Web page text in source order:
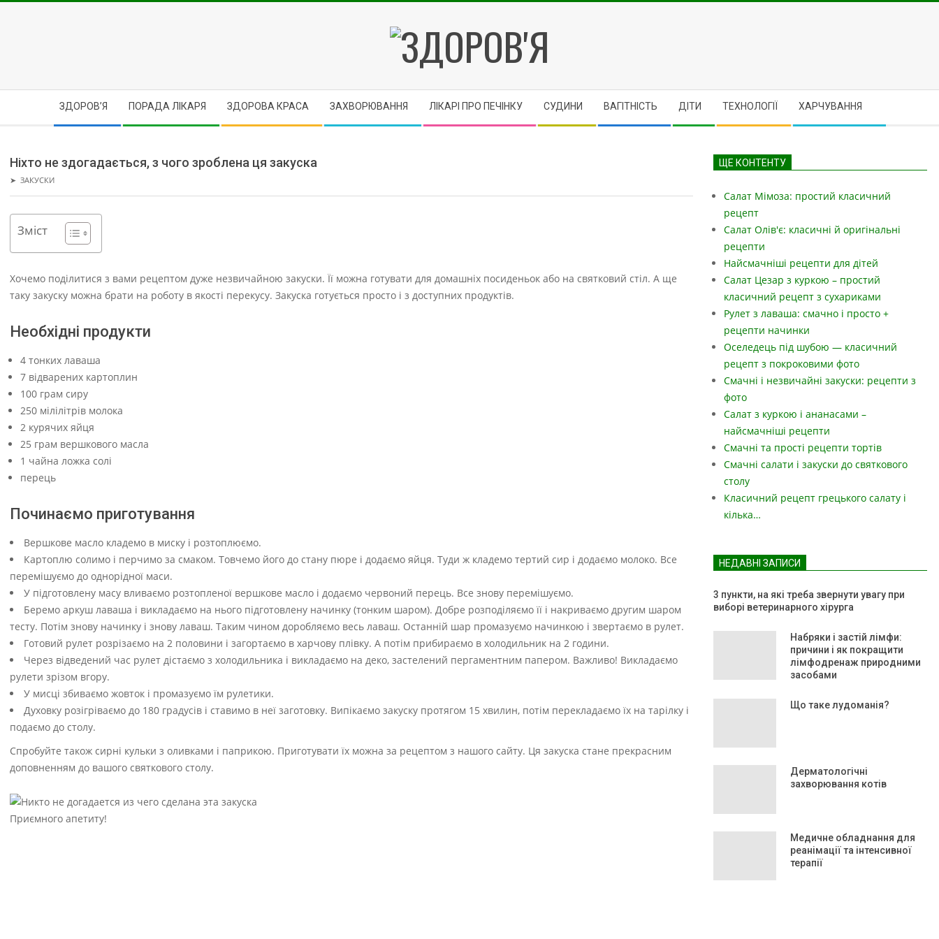
ЗДОРОВ'Я
ЗДОРОВ’Я ПОРАДА ЛІКАРЯ ЗДОРОВА КРАСА ЗАХВОРЮВАННЯ ЛІКАРІ ПРО ПЕЧІНКУ CУДИНИ ВАГІТНІСТЬ ДІТИ ТЕХНОЛОГІЇ ХАРЧУВАННЯ
Ніхто не здогадається, з чого зроблена ця закуска
➤ ЗАКУСКИ
Зміст
Хочемо поділитися з вами рецептом дуже незвичайною закуски. Її можна готувати для домашніх посиденьок або на святковий стіл. А ще
таку закуску можна брати на роботу в якості перекусу. Закуска готується просто і з доступних продуктів.
Необхідні продукти
4 тонких лаваша
7 відварених картоплин
100 грам сиру
250 мілілітрів молока
2 курячих яйця
25 грам вершкового масла
1 чайна ложка солі
перець
Починаємо приготування
Вершкове масло кладемо в миску і розтоплюємо.
Картоплю солимо і перчимо за смаком. Товчемо його до стану пюре і додаємо яйця. Туди ж кладемо тертий сир і додаємо молоко. Все
перемішуємо до однорідної маси.
У підготовлену масу вливаємо розтопленої вершкове масло і додаємо червоний перець. Все знову перемішуємо.
Беремо аркуш лаваша і викладаємо на нього підготовлену начинку (тонким шаром). Добре розподіляємо її і накриваємо другим шаром
тесту. Потім знову начинку і знову лаваш. Таким чином доробляємо весь лаваш. Останній шар промазуємо начинкою і звертаємо в рулет.
Готовий рулет розрізаємо на 2 половини і загортаємо в харчову плівку. А потім прибираємо в холодильник на 2 години.
Через відведений час рулет дістаємо з холодильника і викладаємо на деко, застелений пергаментним папером. Важливо! Викладаємо
рулети зрізом вгору.
У мисці збиваємо жовток і промазуємо їм рулетики.
Духовку розігріваємо до 180 градусів і ставимо в неї заготовку. Випікаємо закуску протягом 15 хвилин, потім перекладаємо їх на тарілку і
подаємо до столу.
Спробуйте також сирні кульки з оливками і паприкою. Приготувати їх можна за рецептом з нашого сайту. Ця закуска стане прекрасним
доповненням до вашого святкового столу.
Приємного апетиту!
ЩЕ КОНТЕНТУ
Салат Мімоза: простий класичний
рецепт
Салат Олів'є: класичні й оригінальні
рецепти
Найсмачніші рецепти для дітей
Салат Цезар з куркою – простий
класичний рецепт з сухариками
Рулет з лаваша: смачно і просто +
рецепти начинки
Оселедець під шубою — класичний
рецепт з покроковими фото
Смачні і незвичайні закуски: рецепти з
фото
Салат з куркою і ананасами –
найсмачніші рецепти
Смачні та прості рецепти тортів
Смачні салати і закуски до святкового
столу
Класичний рецепт грецького салату і
кілька…
НЕДАВНІ ЗАПИСИ
3 пункти, на які треба звернути увагу при
виборі ветеринарного хірурга
Набряки і застій лімфи:
причини і як покращити
лімфодренаж природними
засобами
Що таке лудоманія?
Дерматологічні
захворювання котів
Медичне обладнання для
реанімації та інтенсивної
терапії